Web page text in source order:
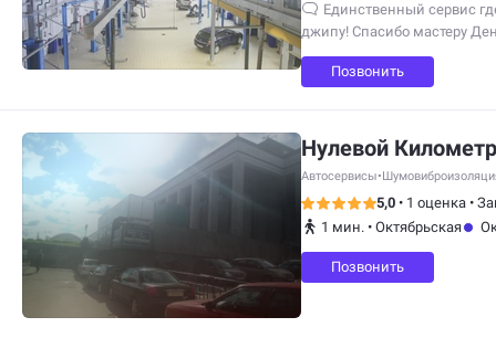
Единственный сервис
джипу! Спасибо мастеру
Позвонить
Нулевой Километр
Автосервисы•
5,0 • 1 оценка •
1 мин. • Октябрьская
Позвонить